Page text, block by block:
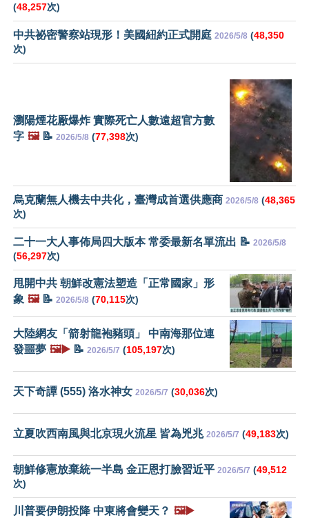
(48,257次)
中共祕密警察站現形！美國紐約正式開庭 2026/5/8 (48,350
次)
瀏陽煙花厰爆炸 實際死亡人數遠超官方數
字 🖼️📝 2026/5/8 (77,398次)
烏克蘭無人機去中共化，臺灣成首選供應商 2026/5/8 (48,365
次)
二十一大人事佈局四大版本 常委最新名單流出 📝 2026/5/8
(56,297次)
甩開中共 朝鮮改憲法塑造「正常國家」形
象 🖼️📝 2026/5/8 (70,115次)
大陸網友「箭射龍袍豬頭」 中南海那位連
發噩夢 🖼️▶️ 📝 2026/5/7 (105,197次)
天下奇譚 (555) 洛水神女 2026/5/7 (30,036次)
立夏吹西南風與北京現火流星 皆為兇兆 2026/5/7 (49,183次)
朝鮮修憲放棄統一半島 金正恩打臉習近平 2026/5/7 (49,512
次)
川普要伊朗投降 中東將會變天？ 🖼️▶️